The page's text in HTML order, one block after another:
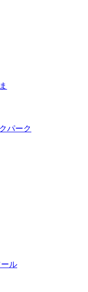
パーク
ル